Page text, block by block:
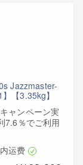
Jazzmaster-
【3.35kg】
ャンペーン実
7.6％でご利用
运费